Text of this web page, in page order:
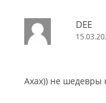
DEE
Ахах)) не шедевры